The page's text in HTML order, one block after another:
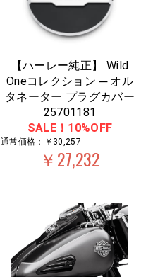
【ハーレー純正】 Wild
Oneコレクション ─ オル
タネーター プラグカバー
25701181
SALE！10%OFF
通常価格：￥30,257
￥27,232